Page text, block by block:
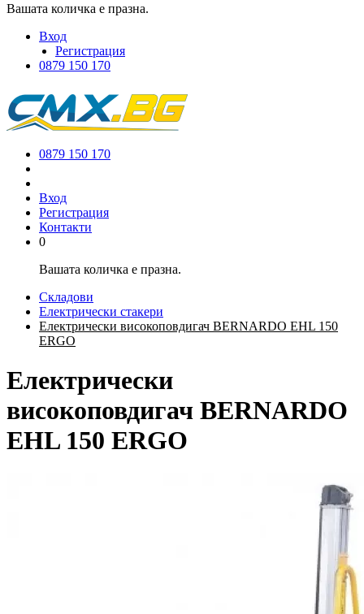
Вашата количка е празна.
Вход
Регистрация
0879 150 170
0879 150 170
Вход
Регистрация
Контакти
0
Вашата количка е празна.
Складови
Електрически стакери
Електрически високоповдигач BERNARDO EHL 150
ERGO
Електрически
високоповдигач BERNARDO
EHL 150 ERGO